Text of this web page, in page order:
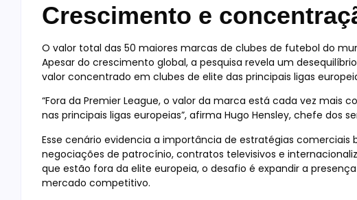
Crescimento e
O valor total das 50 maiores marcas de clubes de futebol do
Apesar do crescimento global, a pesquisa revela um
valor concentrado em clubes de elite das principais ligas
“Fora da Premier League, o valor da marca está cada vez mais
nas principais ligas europeias”, afirma Hugo Hensley, chefe dos
Esse cenário evidencia a importância de estratégias
negociações de patrocínio, contratos televisivos e
que estão fora da elite europeia, o desafio é expandir a
mercado competitivo.